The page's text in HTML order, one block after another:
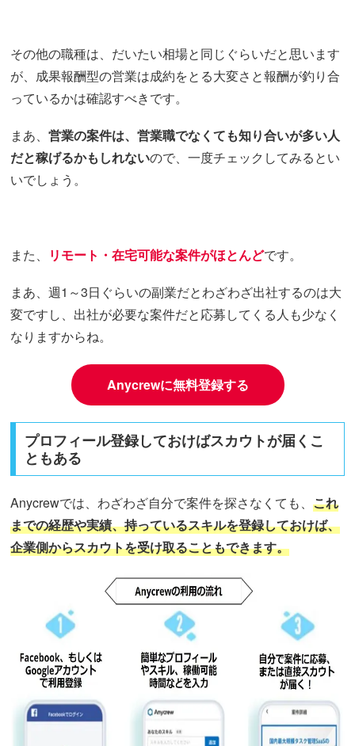
その他の職種は、だいたい相場と同じぐらいだと思います
が、成果報酬型の営業は成約をとる大変さと報酬が釣り合
っているかは確認すべきです。
まあ、営業の案件は、営業職でなくても知り合いが多い人
だと稼げるかもしれないので、一度チェックしてみるとい
いでしょう。
また、 リモート・在宅可能な案件がほとんどです。
まあ、週1～3日ぐらいの副業だとわざわざ出社するのは大
変ですし、出社が必要な案件だと応募してくる人も少なく
なりますからね。
Anycrewに無料登録する
プロフィール登録しておけばスカウトが届くこ
ともある
Anycrewでは、わざわざ自分で案件を探さなくても、これ
までの経歴や実績、持っているスキルを登録しておけば、
企業側からスカウトを受け取ることもできます。